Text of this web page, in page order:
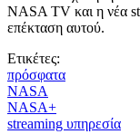
NASA TV και η νέα
επέκταση αυτού.
Ετικέτες:
πρόσφατα
NASA
NASA+
streaming υπηρεσία